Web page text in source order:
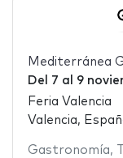
Mediterránea
Del 7 al 9
Feria Valencia
Valencia,
Gastronomía,